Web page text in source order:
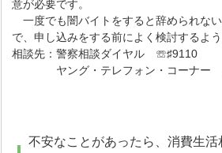
意が必要です。
一度でも闇バイトをすると辞められな
で、申し込みをする前によく検討するよう
相談先：警察相談ダイヤル ☏♯9110
ヤング・テレフォン・コーナー
不安なことがあったら、消費生活